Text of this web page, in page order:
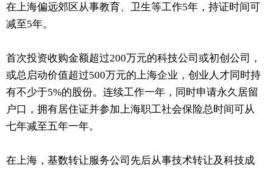
在上海偏远郊区从事教育、卫生等工作5年，持证时间可
减至5年。
首次投资收购金额超过200万元的科技公司或初创公司，
或总启动价值超过500万元的上海企业，创业人才同时持
有不少于5%的股份。连续工作一年，同时申请永久居留
户口，拥有居住证并参加上海职工社会保险总时间可从
七年减至五年一年。
在上海，基数转让服务公司先后从事技术转让及科技成